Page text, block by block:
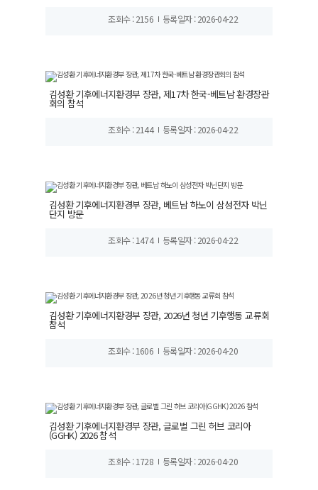
조회수 : 2156 등록일자 : 2026-04-22
김성환 기후에너지환경부 장관, 제17차 한국-베트남 환경장관
회의 참석
조회수 : 2144 등록일자 : 2026-04-22
김성환 기후에너지환경부 장관, 베트남 하노이 삼성전자 박닌
단지 방문
조회수 : 1474 등록일자 : 2026-04-22
김성환 기후에너지환경부 장관, 2026년 청년 기후행동 교류회
참석
조회수 : 1606 등록일자 : 2026-04-20
김성환 기후에너지환경부 장관, 글로벌 그린 허브 코리아
(GGHK) 2026 참석
조회수 : 1728 등록일자 : 2026-04-20